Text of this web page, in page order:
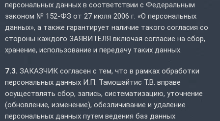
персональных данных в соответствии с Федеральным
законом № 152-ФЗ от 27 июля 2006 г. «О персональных
данных», а также гарантирует наличие такого согласия со
стороны каждого ЗАЯВИТЕЛЯ включая согласие на сбор,
хранение, использование и передачу таких данных.
7.3. ЗАКАЗЧИК согласен с тем, что в рамках обработки
персональных данных И.П. Тамошайтис Т.В. вправе
осуществлять сбор, запись, систематизацию, уточнение
(обновление, изменение), обезличивание и удаление
персональных данных путем ведения баз данных